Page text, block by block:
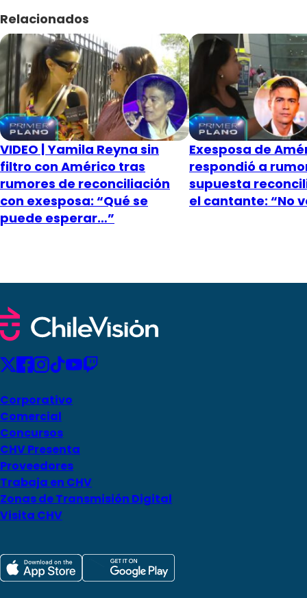
Relacionados
VIDEO | Yamila Reyna sin
filtro con Américo tras
rumores de reconciliación
con exesposa: “Qué se
puede esperar…”
Exesposa de
respondió a
supuesta
el cantante: “No
Corporativo
Comercial
Concursos
CHV Presenta
Proveedores
Trabaja en CHV
Zonas de Transmisión Digital
Visita CHV